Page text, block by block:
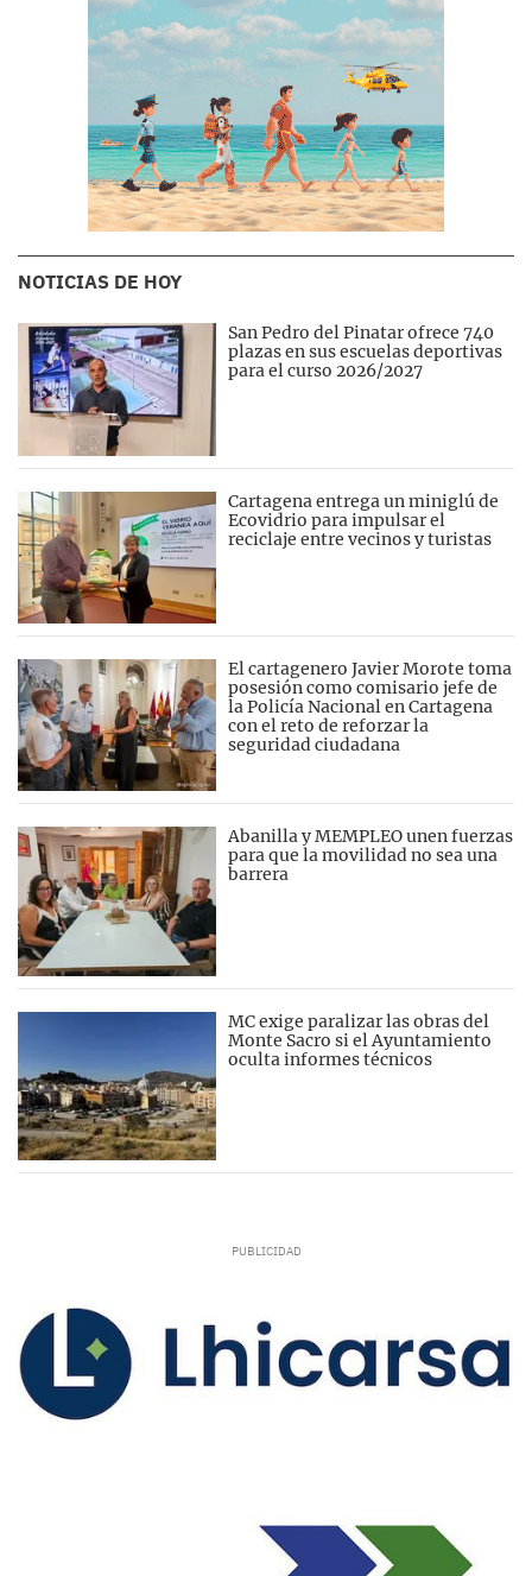
NOTICIAS DE HOY
San Pedro del Pinatar ofrece 740
plazas en sus escuelas deportivas
para el curso 2026/2027
Cartagena entrega un miniglú de
Ecovidrio para impulsar el
reciclaje entre vecinos y turistas
El cartagenero Javier Morote toma
posesión como comisario jefe de
la Policía Nacional en Cartagena
con el reto de reforzar la
seguridad ciudadana
Abanilla y MEMPLEO unen fuerzas
para que la movilidad no sea una
barrera
MC exige paralizar las obras del
Monte Sacro si el Ayuntamiento
oculta informes técnicos